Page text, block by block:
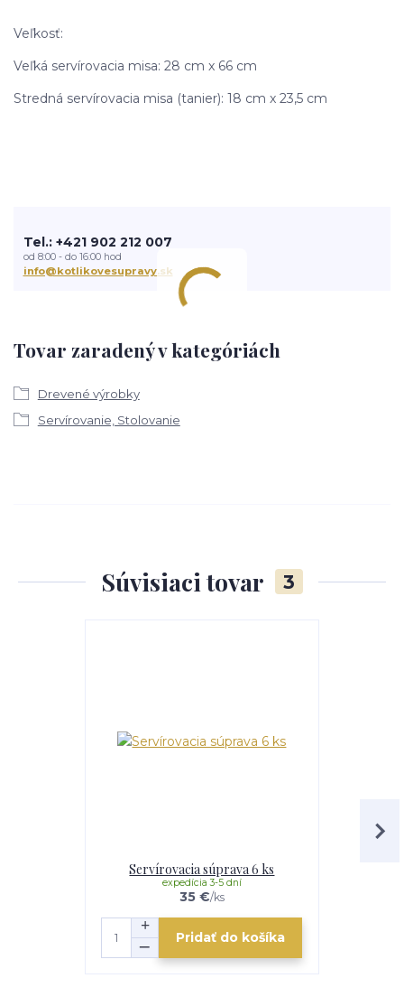
Veľkosť:
Veľká servírovacia misa: 28 cm x 66 cm
Stredná servírovacia misa (tanier): 18 cm x 23,5 cm
Tovar zaradený v kategóriách
Drevené výrobky
Servírovanie, Stolovanie
Tel.: +421 902 212 007
od 8:00 - do 16:00 hod
info@kotlikovesupravy.sk
Súvisiaci tovar 3
Servírovacia súprava 6 ks
35 €/ks
expedícia 3-5 dní
Pridať do košíka